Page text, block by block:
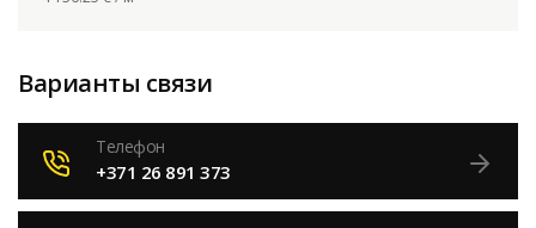
Варианты связи
Телефон
+371 26 891 373